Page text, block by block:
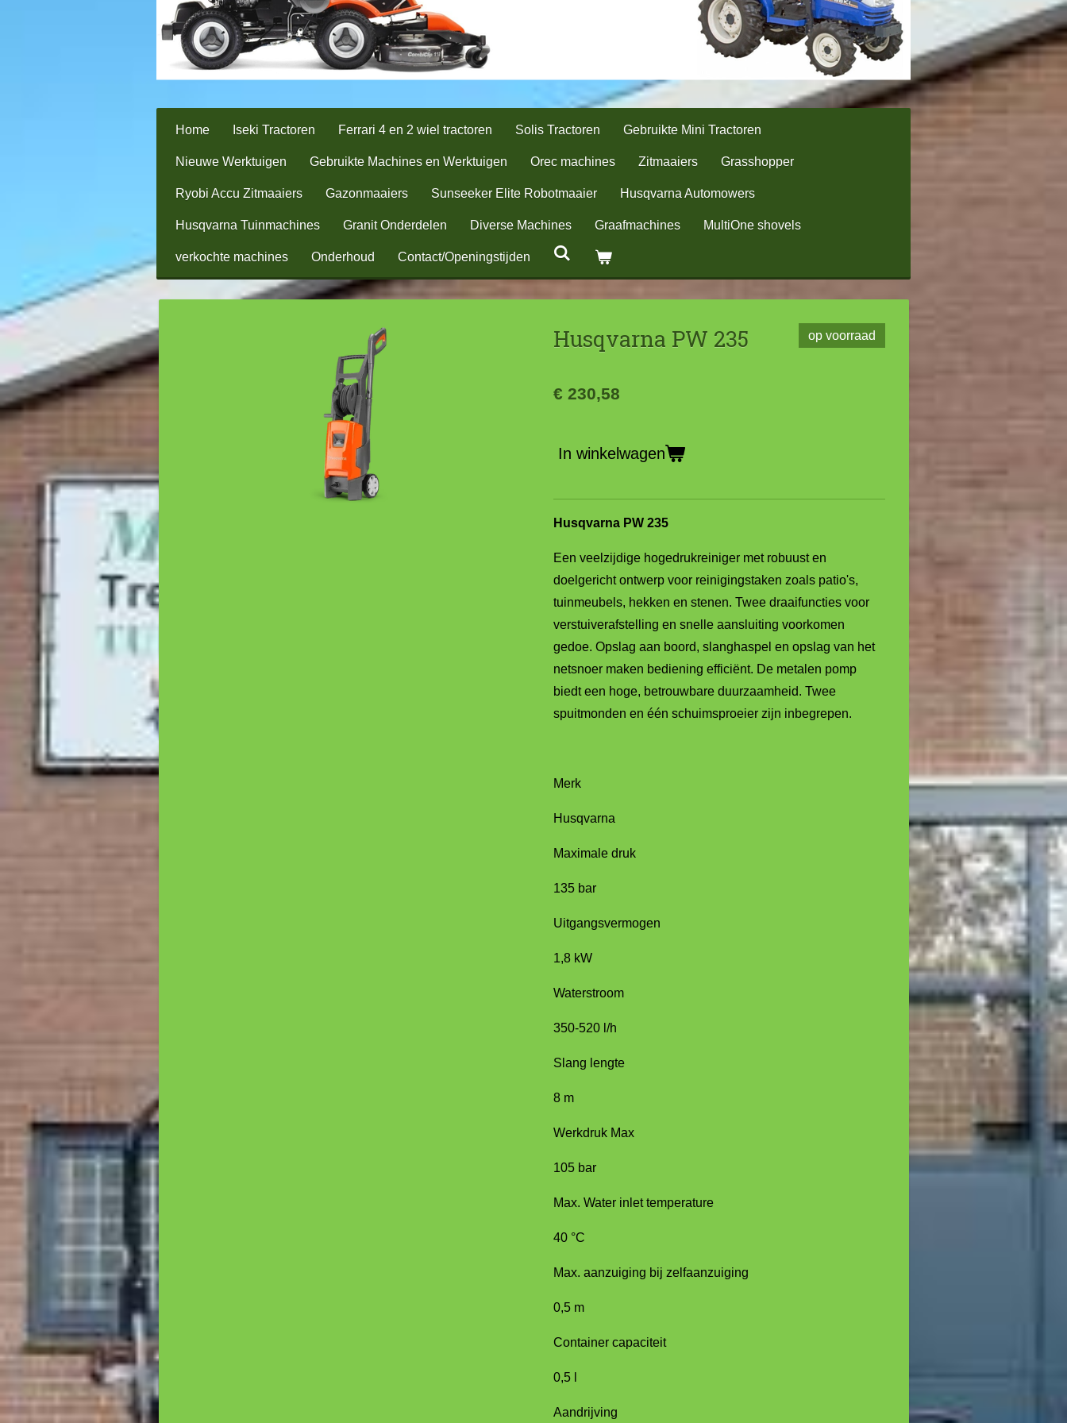
Home Iseki Tractoren Ferrari 4 en 2 wiel tractoren Solis Tractoren Gebruikte Mini Tractoren
Nieuwe Werktuigen Gebruikte Machines en Werktuigen Orec machines Zitmaaiers Grasshopper
Ryobi Accu Zitmaaiers Gazonmaaiers Sunseeker Elite Robotmaaier Husqvarna Automowers
Husqvarna Tuinmachines Granit Onderdelen Diverse Machines Graafmachines MultiOne shovels
verkochte machines Onderhoud Contact/Openingstijden
Husqvarna PW 235 op voorraad
€ 230,58
In winkelwagen
Husqvarna PW 235
Een veelzijdige hogedrukreiniger met robuust en
doelgericht ontwerp voor reinigingstaken zoals patio's,
tuinmeubels, hekken en stenen. Twee draaifuncties voor
verstuiverafstelling en snelle aansluiting voorkomen
gedoe. Opslag aan boord, slanghaspel en opslag van het
netsnoer maken bediening efficiënt. De metalen pomp
biedt een hoge, betrouwbare duurzaamheid. Twee
spuitmonden en één schuimsproeier zijn inbegrepen.
Merk
Husqvarna
Maximale druk
135 bar
Uitgangsvermogen
1,8 kW
Waterstroom
350-520 l/h
Slang lengte
8 m
Werkdruk Max
105 bar
Max. Water inlet temperature
40 °C
Max. aanzuiging bij zelfaanzuiging
0,5 m
Container capaciteit
0,5 l
Aandrijving